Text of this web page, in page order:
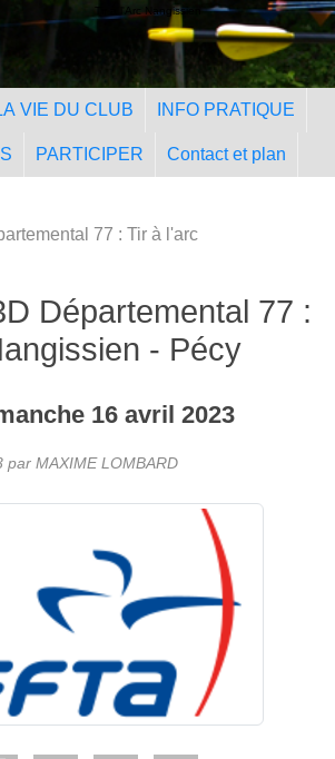
Tir à l'Arc Nangissien
VIE DU CLUB INFO PRATIQUE
PARTICIPER Contact et plan
77 : Tir à l'arc
Départemental 77 :
- Pécy
16 avril 2023
par MAXIME LOMBARD
cookies